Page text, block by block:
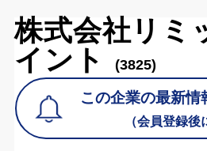
株式会社リミ
イント
(3825)
この企業の最新情
（会員登録後